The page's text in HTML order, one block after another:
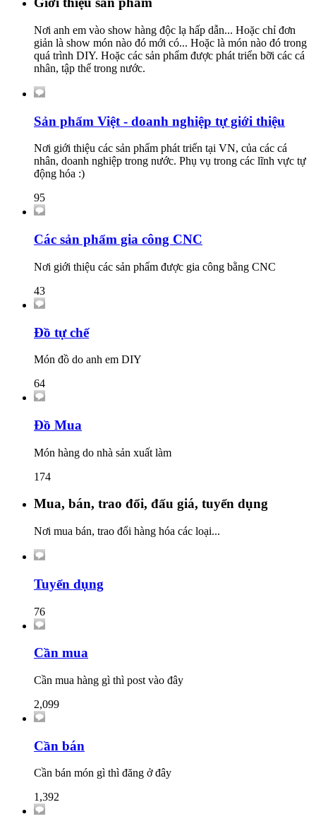
Nơi anh em vào show hàng độc lạ hấp dẫn... Hoặc chỉ đơn
giản là show món nào đó mới có... Hoặc là món nào đó trong
quá trình DIY. Hoặc các sản phẩm được phát triển bỡi các cá
nhân, tập thể trong nước.
Sản phẩm Việt - doanh nghiệp tự giới thiệu
Nơi giới thiệu các sản phẩm phát triển tại VN, của các cá
nhân, doanh nghiệp trong nước. Phụ vụ trong các lĩnh vực tự
động hóa :)
95
Các sản phẩm gia công CNC
Nơi giới thiệu các sản phẩm được gia công bằng CNC
43
Đồ tự chế
Món đồ do anh em DIY
64
Đồ Mua
Món hàng do nhà sản xuất làm
174
Mua, bán, trao đổi, đấu giá, tuyển dụng
Nơi mua bán, trao đổi hàng hóa các loại...
Tuyển dụng
76
Cần mua
Cần mua hàng gì thì post vào đây
2,099
Cần bán
Cần bán món gì thì đăng ở đây
1,392